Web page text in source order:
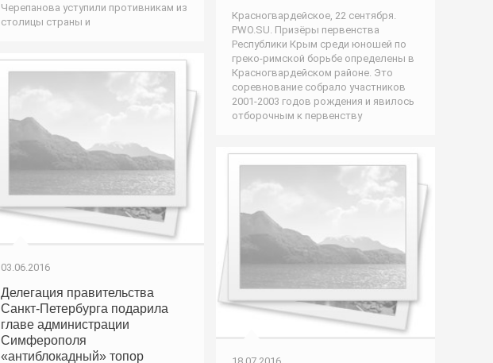
Черепанова уступили противникам из
столицы страны и
Красногвардейское, 22 сентября.
PWO.SU. Призёры первенства
Республики Крым среди юношей по
греко-римской борьбе определены в
Красногвардейском районе. Это
соревнование собрало участников
2001-2003 годов рождения и явилось
отборочным к первенству
03.06.2016
Делегация правительства
Санкт-Петербурга подарила
главе администрации
Симферополя
«антиблокадный» топор